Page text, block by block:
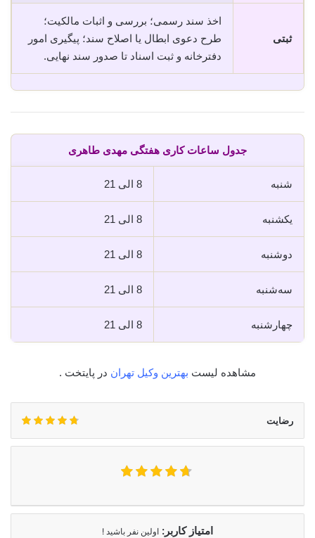
ثبتی
اخذ سند رسمی؛ بررسی و اثبات مالکیت؛
طرح دعوی ابطال یا اصلاح سند؛ پیگیری امور
دفترخانه و ثبت اسناد تا صدور سند نهایی.
جدول ساعات کاری هفتگی مهدی طاهری
شنبه 8 الی 21
یکشنبه 8 الی 21
دوشنبه 8 الی 21
سه‌شنبه 8 الی 21
چهارشنبه 8 الی 21
مشاهده لیست بهترین وکیل تهران در پایتخت .
رضایت
امتیاز کاربر: اولین نفر باشید !